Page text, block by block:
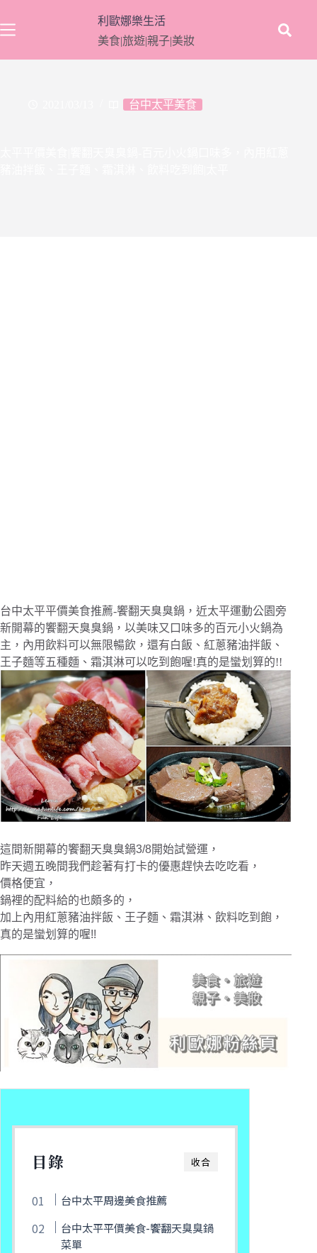
至
要
利歐娜樂生活
美食|旅遊|親子|美妝
台中太平美食
台中太平平價美食推薦-饗翻天臭臭鍋，近太平運動公園旁
新開幕的饗翻天臭臭鍋，以美味又口味多的百元小火鍋為
主，內用飲料可以無限暢飲，還有白飯、紅蔥豬油拌飯、
王子麵等五種麵、霜淇淋可以吃到飽喔!真的是蠻划算的!!
這間新開幕的饗翻天臭臭鍋3/8開始試營運，
昨天週五晚間我們趁著有打卡的優惠趕快去吃吃看，
價格便宜，
鍋裡的配料給的也頗多的，
加上內用紅蔥豬油拌飯、王子麵、霜淇淋、飲料吃到飽，
真的是蠻划算的喔!!
收合
目錄
台中太平周邊美食推薦
台中太平平價美食-饗翻天臭臭鍋
菜單